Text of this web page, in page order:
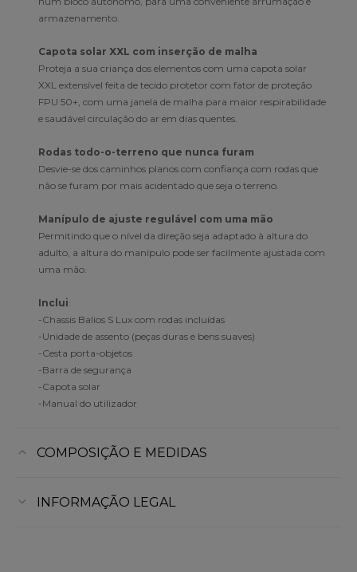
armazenamento.
Capota solar XXL com inserção de malha
Proteja a sua criança dos elementos com uma capota solar
XXL extensível feita de tecido protetor com fator de proteção
FPU 50+, com uma janela de malha para maior respirabilidade
e saudável circulação do ar em dias quentes.
Rodas todo-o-terreno que nunca furam
Desvie-se dos caminhos planos com confiança com rodas que
não se furam por mais acidentado que seja o terreno.
Manípulo de ajuste regulável com uma mão
Permitindo que o nível da direção seja adaptado à altura do
adulto, a altura do manípulo pode ser facilmente ajustada com
uma mão.
Inclui:
-Chassis Balios S Lux com rodas incluídas
-Unidade de assento (peças duras e bens suaves)
-Cesta porta-objetos
-Barra de segurança
-Capota solar
-Manual do utilizador
COMPOSIÇÃO E MEDIDAS
INFORMAÇÃO LEGAL